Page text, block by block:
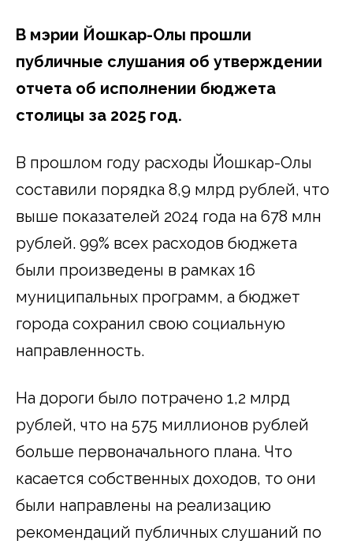
В мэрии Йошкар-Олы прошли
публичные слушания об утверждении
отчета об исполнении бюджета
столицы за 2025 год.
В прошлом году расходы Йошкар-Олы
составили порядка 8,9 млрд рублей, что
выше показателей 2024 года на 678 млн
рублей. 99% всех расходов бюджета
были произведены в рамках 16
муниципальных программ, а бюджет
города сохранил свою социальную
направленность.
На дороги было потрачено 1,2 млрд
рублей, что на 575 миллионов рублей
больше первоначального плана. Что
касается собственных доходов, то они
были направлены на реализацию
рекомендаций публичных слушаний по